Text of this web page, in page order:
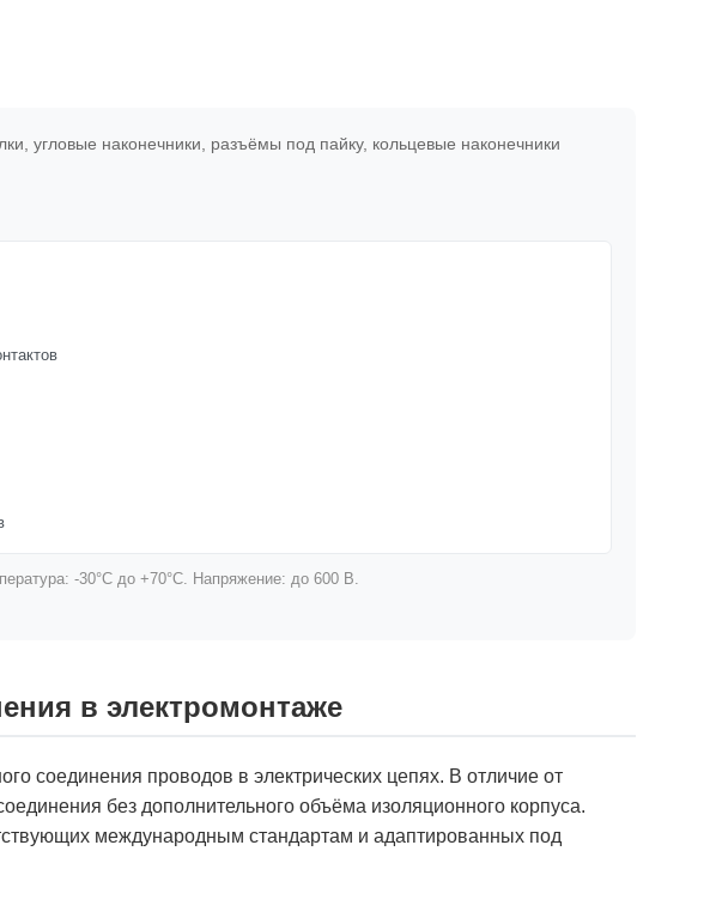
угловые наконечники, разъёмы под пайку, кольцевые наконечники
-30°C до +70°C. Напряжение: до 600 В.
в электромонтаже
соединения проводов в электрических цепях. В отличие от
без дополнительного объёма изоляционного корпуса.
международным стандартам и адаптированных под